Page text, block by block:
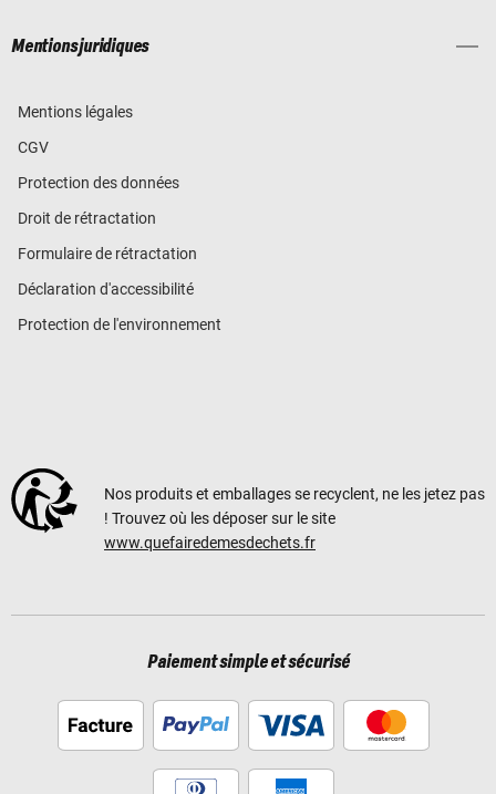
Mentions juridiques
Mentions légales
CGV
Protection des données
Droit de rétractation
Formulaire de rétractation
Déclaration d'accessibilité
Protection de l'environnement
Nos produits et emballages se recyclent, ne les jetez pas
! Trouvez où les déposer sur le site
www.quefairedemesdechets.fr
Paiement simple et sécurisé